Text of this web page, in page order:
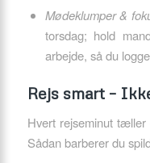
Mødeklumper &
torsdag; hold
arbejde, så du
Rejs smart –
Hvert rejseminut
Sådan barberer du